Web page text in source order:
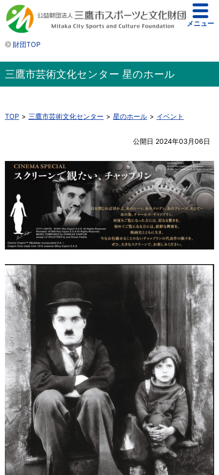
財団TOP
メニュー
三鷹市芸術文化センター 星のホール
TOP 三鷹市芸術文化センター 星のホール イベント
公開日 2024年03月06日